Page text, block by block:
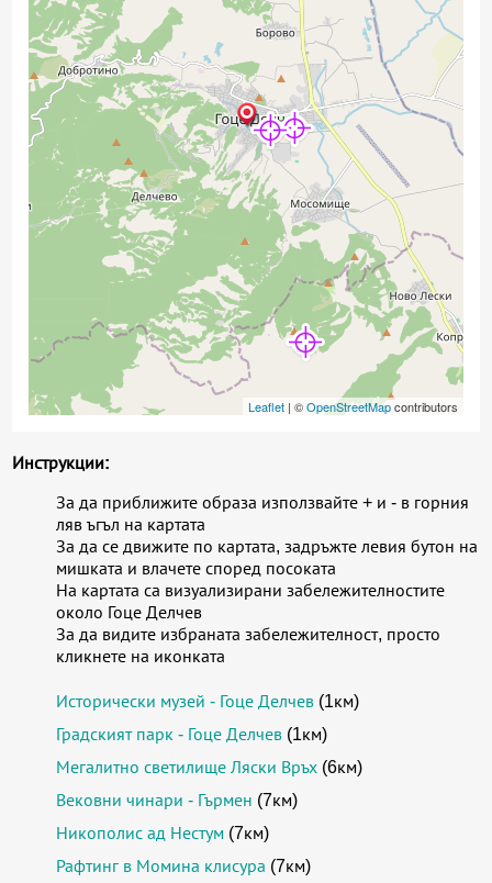
Leaflet| ©OpenStreetMapcontributors
Инструкции:
За да приближите образа използвайте + и - в горния
ляв ъгъл на картата
За да се движите по картата, задръжте левия бутон на
мишката и влачете според посоката
На картата са визуализирани забележителностите
около Гоце Делчев
За да видите избраната забележителност, просто
кликнете на иконката
Исторически музей - Гоце Делчев (1км)
Градският парк - Гоце Делчев (1км)
Мегалитно светилище Ляски Връх (6км)
Вековни чинари - Гърмен (7км)
Никополис ад Нестум (7км)
Рафтинг в Момина клисура (7км)